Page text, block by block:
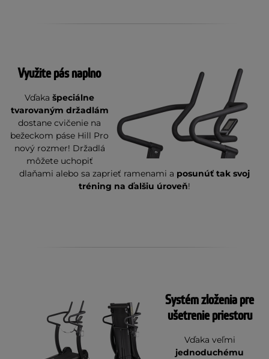
Využite pás naplno
Vďaka špeciálne
tvarovaným držadlám
dostane cvičenie na
bežeckom páse Hill Pro
nový rozmer! Držadlá
môžete uchopiť
dlaňami alebo sa zaprieť ramenami a posunúť tak svoj
tréning na ďalšiu úroveň!
Systém zloženia pre
ušetrenie priestoru
Vďaka veľmi
jednoduchému